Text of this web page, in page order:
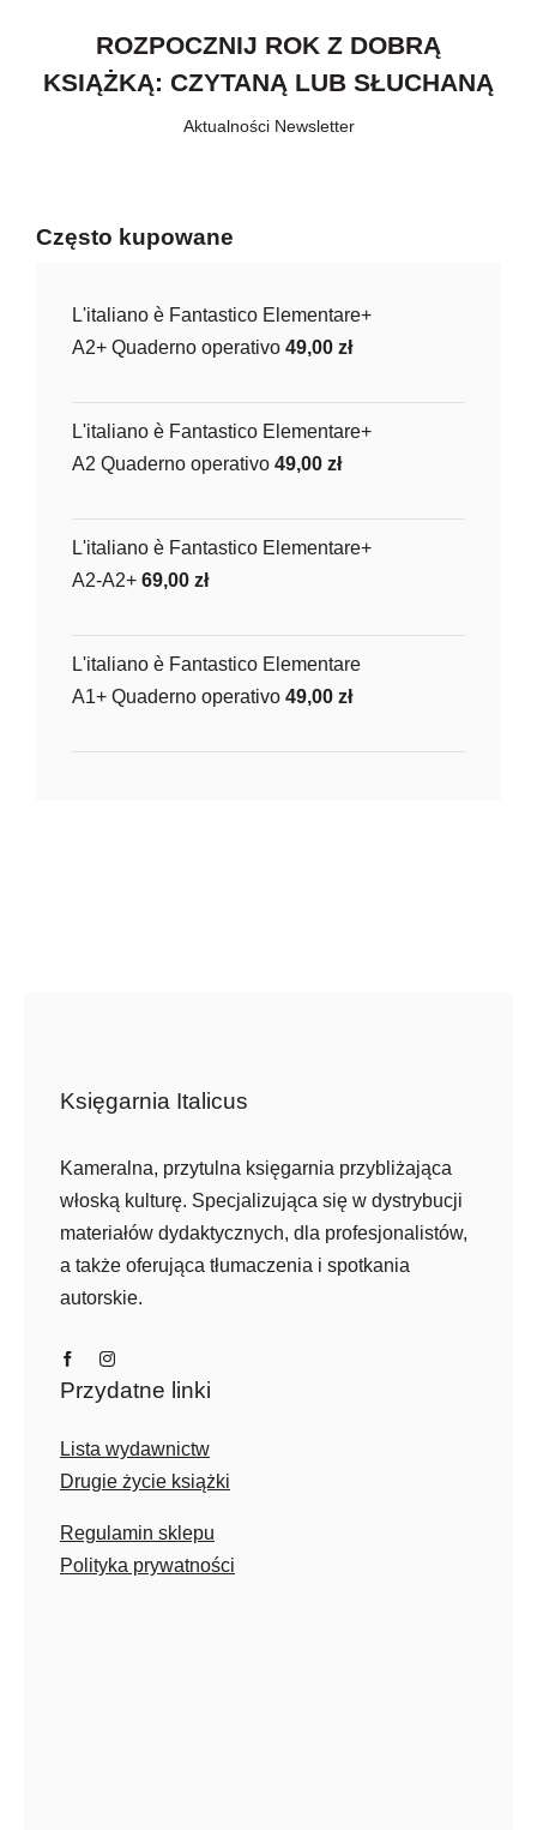
ROZPOCZNIJ ROK Z DOBRĄ
KSIĄŻKĄ: CZYTANĄ LUB SŁUCHANĄ
Aktualności, Newsletter
Często kupowane
L'italiano è Fantastico Elementare+
A2+ Quaderno operativo 49,00 zł
L'italiano è Fantastico Elementare+
A2 Quaderno operativo 49,00 zł
L'italiano è Fantastico Elementare+
A2-A2+ 69,00 zł
L'italiano è Fantastico Elementare
A1+ Quaderno operativo 49,00 zł
Księgarnia Italicus
Kameralna, przytulna księgarnia przybliżająca
włoską kulturę. Specjalizująca się w dystrybucji
materiałów dydaktycznych, dla profesjonalistów,
a także oferująca tłumaczenia i spotkania
autorskie.
Przydatne linki
Lista wydawnictw
Drugie życie książki
Regulamin sklepu
Polityka prywatności